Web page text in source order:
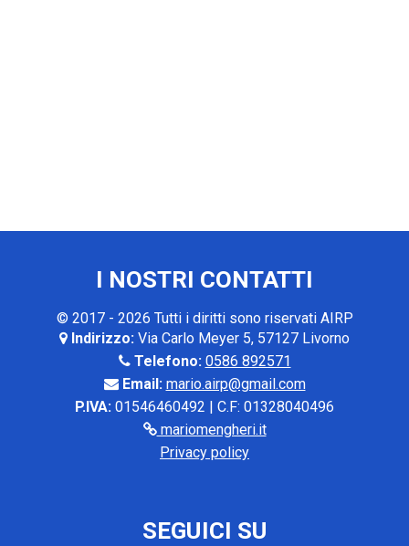
I NOSTRI CONTATTI
© 2017 - 2026 Tutti i diritti sono riservati AIRP
Indirizzo: Via Carlo Meyer 5, 57127 Livorno
Telefono: 0586 892571
Email: mario.airp@gmail.com
P.IVA: 01546460492 | C.F: 01328040496
mariomengheri.it
Privacy policy
SEGUICI SU